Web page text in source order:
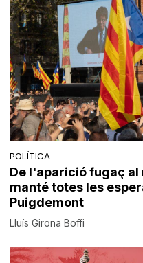
POLÍTICA
De l'aparició fugaç
manté totes les
Puigdemont
Lluís Girona Boffi